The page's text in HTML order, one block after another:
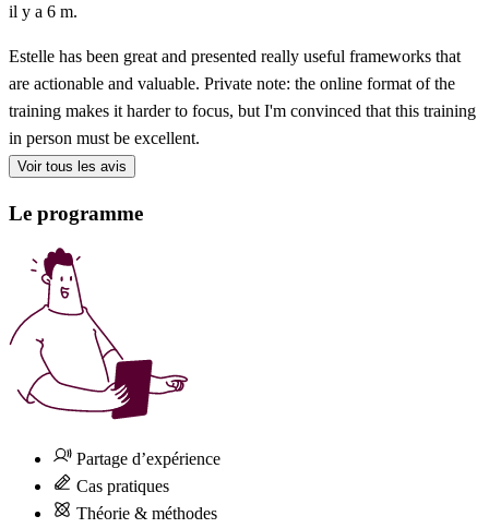
il y a 6 m.
Estelle has been great and presented really useful frameworks that
are actionable and valuable. Private note: the online format of the
training makes it harder to focus, but I'm convinced that this training
in person must be excellent.
Voir tous les avis
Le programme
Partage d’expérience
Cas pratiques
Théorie & méthodes